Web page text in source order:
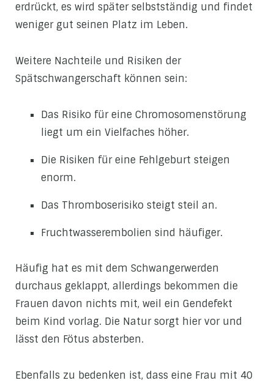
erdrückt, es wird später selbstständig und findet
weniger gut seinen Platz im Leben.
Weitere Nachteile und Risiken der
Spätschwangerschaft können sein:
Das Risiko für eine Chromosomenstörung
liegt um ein Vielfaches höher.
Die Risiken für eine Fehlgeburt steigen
enorm.
Das Thromboserisiko steigt steil an.
Fruchtwasserembolien sind häufiger.
Häufig hat es mit dem Schwangerwerden
durchaus geklappt, allerdings bekommen die
Frauen davon nichts mit, weil ein Gendefekt
beim Kind vorlag. Die Natur sorgt hier vor und
lässt den Fötus absterben.
Ebenfalls zu bedenken ist, dass eine Frau mit 40